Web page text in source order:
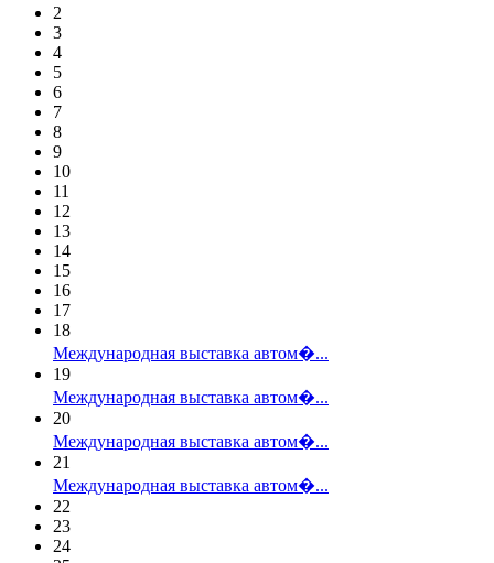
2
3
4
5
6
7
8
9
10
11
12
13
14
15
16
17
18
Международная выставка автом�...
19
Международная выставка автом�...
20
Международная выставка автом�...
21
Международная выставка автом�...
22
23
24